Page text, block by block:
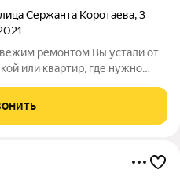
Сержанта Коротаева,3
ремонтом Вы устали от
или квартир, где нужно